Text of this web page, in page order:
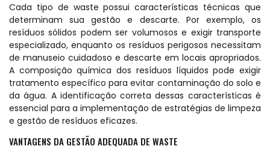
Cada tipo de waste possui características técnicas que
determinam sua gestão e descarte. Por exemplo, os
resíduos sólidos podem ser volumosos e exigir transporte
especializado, enquanto os resíduos perigosos necessitam
de manuseio cuidadoso e descarte em locais apropriados.
A composição química dos resíduos líquidos pode exigir
tratamento específico para evitar contaminação do solo e
da água. A identificação correta dessas características é
essencial para a implementação de estratégias de limpeza
e gestão de resíduos eficazes.
VANTAGENS DA GESTÃO ADEQUADA DE WASTE